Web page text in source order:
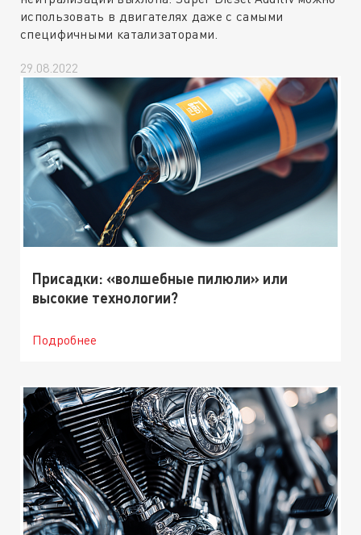
использовать в двигателях даже с самыми
специфичными катализаторами.
29.08.2022
Присадки: «волшебные пилюли» или
высокие технологии?
Подробнее